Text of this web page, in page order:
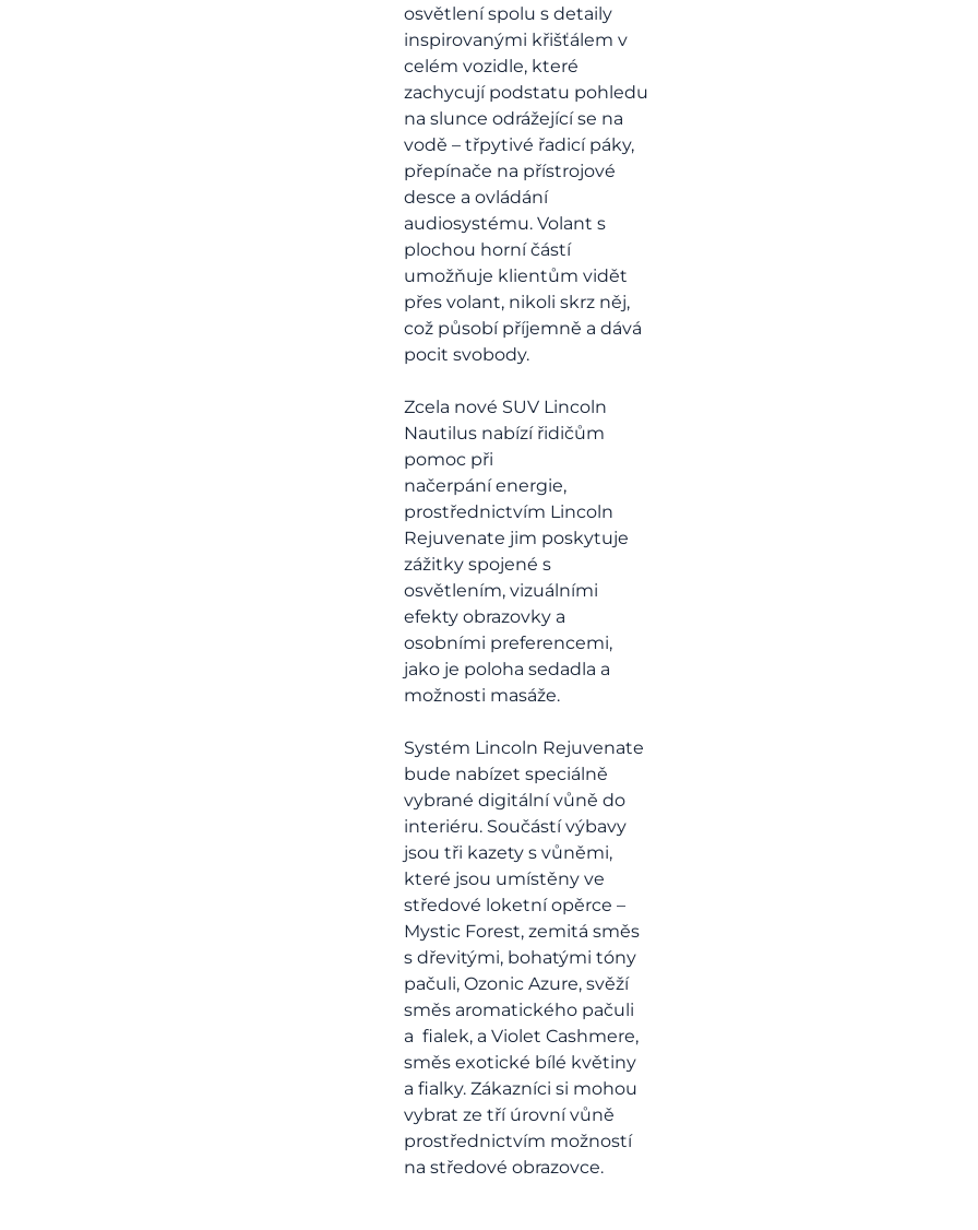
osvětlení spolu s detaily
inspirovanými křišťálem v
celém vozidle, které
zachycují podstatu pohledu
na slunce odrážející se na
vodě – třpytivé řadicí páky,
přepínače na přístrojové
desce a ovládání
audiosystému. Volant s
plochou horní částí
umožňuje klientům vidět
přes volant, nikoli skrz něj,
což působí příjemně a dává
pocit svobody.
Zcela nové SUV Lincoln
Nautilus nabízí řidičům
pomoc při
načerpáníenergie,
prostřednictvím Lincoln
Rejuvenate jim poskytuje
zážitky spojené s
osvětlením, vizuálními
efekty obrazovky a
osobními preferencemi,
jako je poloha sedadla a
možnosti masáže.
Systém Lincoln Rejuvenate
bude nabízet speciálně
vybrané digitální vůně do
interiéru. Součástí výbavy
jsou tři kazety s vůněmi,
které jsou umístěny ve
středové loketní opěrce –
Mystic Forest, zemitá směs
s dřevitými, bohatými tóny
pačuli, Ozonic Azure, svěží
směs aromatického pačuli
a fialek, a Violet Cashmere,
směs exotické bílé květiny
a fialky. Zákazníci si mohou
vybrat ze tří úrovní vůně
prostřednictvím možností
na středové obrazovce.